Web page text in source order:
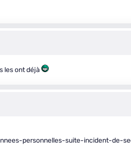
les ont déjà
personnelles-suite-incident-de-